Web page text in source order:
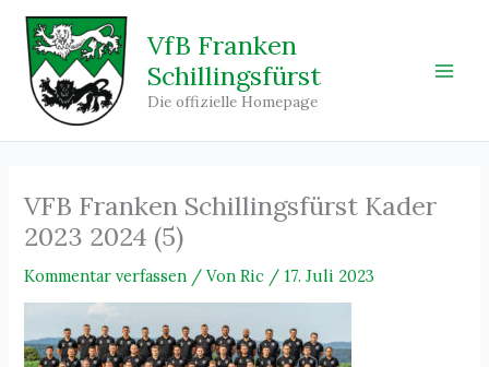
Zum
Inhalt
springen
VfB Franken
Schillingsfürst
Die offizielle Homepage
VFB Franken Schillingsfürst Kader
2023 2024 (5)
Kommentar verfassen / VonRic /17. Juli 2023